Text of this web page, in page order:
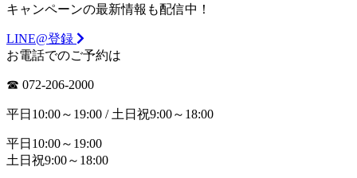
キャンペーンの最新情報も配信中！
LINE@登録
お電話でのご予約は
☎︎ 072-206-2000
平日10:00～19:00 / 土日祝9:00～18:00
平日10:00～19:00
土日祝9:00～18:00